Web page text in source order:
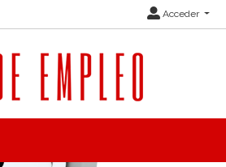
Acceder